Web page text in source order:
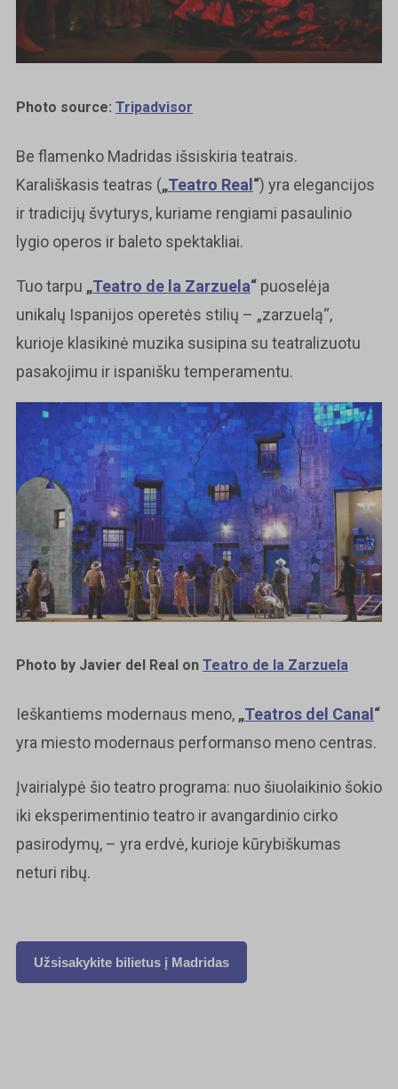
Photo source: Tripadvisor
Be flamenko Madridas išsiskiria teatrais.
Karališkasis teatras („Teatro Real“) yra elegancijos
ir tradicijų švyturys, kuriame rengiami pasaulinio
lygio operos ir baleto spektakliai.
Tuo tarpu „Teatro de la Zarzuela“ puoselėja
unikalų Ispanijos operetės stilių – „zarzuelą“,
kurioje klasikinė muzika susipina su teatralizuotu
pasakojimu ir ispanišku temperamentu.
Photo by Javier del Real on Teatro de la Zarzuela
Ieškantiems modernaus meno, „Teatros del Canal “
yra miesto modernaus performanso meno centras.
Įvairialypė šio teatro programa: nuo šiuolaikinio šokio
iki eksperimentinio teatro ir avangardinio cirko
pasirodymų, – yra erdvė, kurioje kūrybiškumas
neturi ribų.
Užsisakykite bilietus į Madridas